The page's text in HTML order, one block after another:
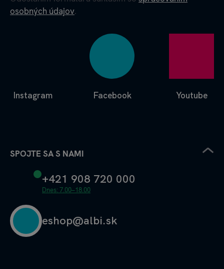
osobných údajov.
Facebook
Instagram Youtube
SPOJTE SA S NAMI
+421 908 720 000
Dnes: 7.00–18.00
eshop@albi.sk